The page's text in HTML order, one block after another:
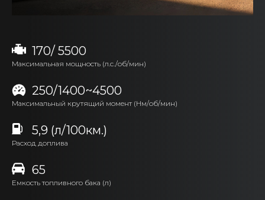
170/ 5500
Максимальная мощность (л.с./об/мин)
250/1400~4500
Максимальный крутящий момент (Нм/об/мин)
5,9 (л/100км.)
Расход доплива
65
Емкость топливного бака (л)